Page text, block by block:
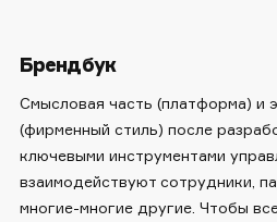
Брендбук
Смысловая часть (платформа) и
(фирменный стиль) после
ключевыми инструментами
взаимодействуют сотрудники,
многие-многие другие. Чтобы